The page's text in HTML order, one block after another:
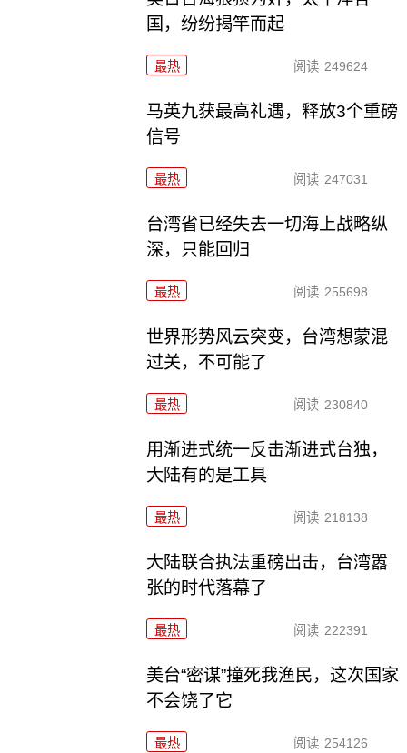
国，纷纷揭竿而起
最热 阅读 249624
马英九获最高礼遇，释放3个重磅
信号
最热 阅读 247031
台湾省已经失去一切海上战略纵
深，只能回归
最热 阅读 255698
世界形势风云突变，台湾想蒙混
过关，不可能了
最热 阅读 230840
用渐进式统一反击渐进式台独，
大陆有的是工具
最热 阅读 218138
大陆联合执法重磅出击，台湾嚣
张的时代落幕了
最热 阅读 222391
美台“密谋”撞死我渔民，这次国家
不会饶了它
最热 阅读 254126